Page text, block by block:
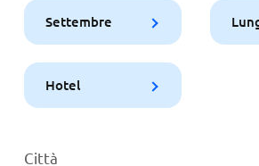
Settembre
Hotel
Città